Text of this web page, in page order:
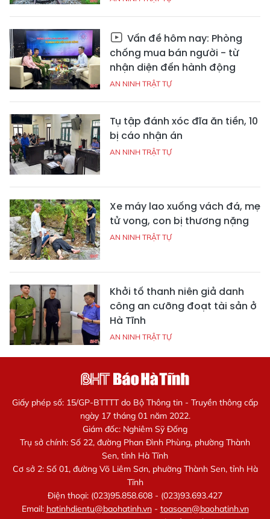
Vấn đề hôm nay: Phòng
chống mua bán người - từ
nhận diện đến hành động
AN NINH TRẬT TỰ
Tụ tập đánh xóc đĩa ăn tiền, 10
bị cáo nhận án
AN NINH TRẬT TỰ
Xe máy lao xuống vách đá, mẹ
tử vong, con bị thương nặng
AN NINH TRẬT TỰ
Khởi tố thanh niên giả danh
công an cưỡng đoạt tài sản ở
Hà Tĩnh
AN NINH TRẬT TỰ
Giấy phép số: 15/GP-BTTTT do Bộ Thông tin - Truyền thông cấp
ngày 17 tháng 01 năm 2022.
Giám đốc: Nghiêm Sỹ Đống
Trụ sở chính: Số 22, đường Phan Đình Phùng, phường Thành
Sen, tỉnh Hà Tĩnh
Cơ sở 2: Số 01, đường Võ Liêm Sơn, phường Thành Sen, tỉnh Hà
Tĩnh
Điện thoại: (023)95.858.608 - (023)93.693.427
Email: hatinhdientu@baohatinh.vn- toasoan@baohatinh.vn